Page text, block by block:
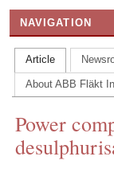
NAVIGATION
HOME
CONTACT US
INS MAIN
ABOUT US
Article
About ABB Fläkt
Power